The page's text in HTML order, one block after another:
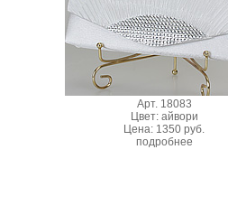
Арт. 18083
Цвет: айвори
Цена: 1350 руб.
подробнее